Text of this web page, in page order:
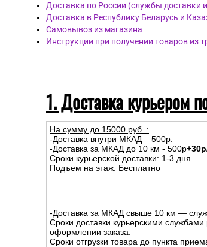
Доставка по России (службы доставки
Доставка в Республику Беларусь и
Самовывоз из магазина
Инструкции при получении товаров из
1. Доставка курьером
На сумму до 15000 руб. :
-Доставка внутри МКАД – 500р.
-Доставка за МКАД до 10 км - 500р
Сроки курьерской доставки: 1-3 дня.
Подъем на этаж: Бесплатно
-Доставка за МКАД свыше 10 км —
Сроки доставки курьерскими
оформлении заказа.
Сроки отгрузки товара до пункта